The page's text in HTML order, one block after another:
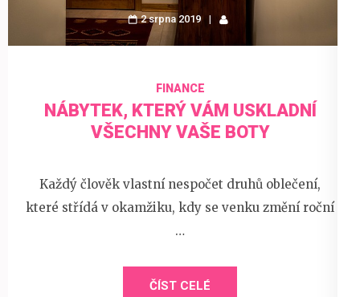
2 srpna 2019
FINANCE
NÁBYTEK, KTERÝ VÁM USKLADNÍ
VŠECHNY VAŠE BOTY
Každý člověk vlastní nespočet druhů oblečení,
které střídá v okamžiku, kdy se venku změní roční
…
ČÍST CELÉ